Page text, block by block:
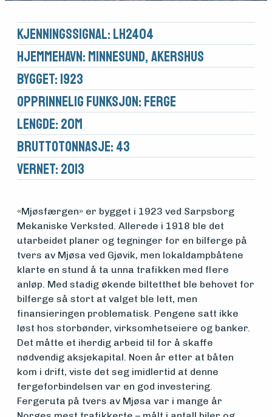
Medlemsfartøy
Søk
om
midler
Vern,
Kjennings­signal: LH2404
Hjemmehavn: Minnesund, Akershus
Bygget: 1923
Opprinnelig funksjon: Ferge
Lengde: 20m
Brutto­tonnasje: 43
Vernet: 2013
«Mjøsfærgen» er bygget i 1923 ved Sarpsborg
Mekaniske Verksted. Allerede i 1918 ble det
utarbeidet planer og tegninger for en bilferge på
tvers av Mjøsa ved Gjøvik, men lokaldampbåtene
klarte en stund å ta unna trafikken med flere
anløp. Med stadig økende biltetthet ble behovet for
bilferge så stort at valget ble lett, men
finansieringen problematisk. Pengene satt ikke
løst hos storbønder, virksomhetseiere og banker.
Det måtte et iherdig arbeid til for å skaffe
nødvendig aksjekapital. Noen år etter at båten
kom i drift, viste det seg imidlertid at denne
fergeforbindelsen var en god investering.
Fergeruta på tvers av Mjøsa var i mange år